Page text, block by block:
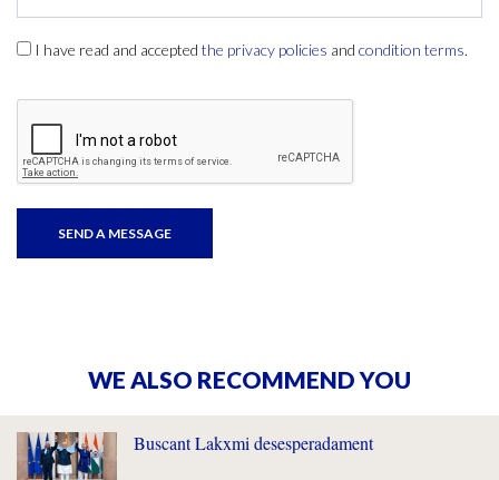
I have read and accepted the privacy policies and condition terms.
WE ALSO RECOMMEND YOU
Buscant Lakxmi desesperadament